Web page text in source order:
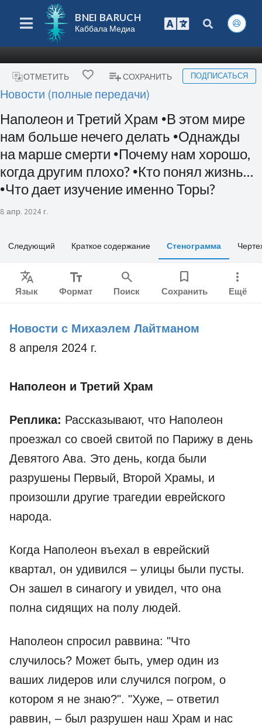
BNEI BARUCH
Каббала Медиа
ОТМЕТИТЬ СОХРАНИТЬ ПОДПИСАТЬСЯ
Новости (полные передачи)
Наполеон и Третий Храм 🞄В этом мире
нам больше нечего делать 🞄Однажды
на марше смерти 🞄Почему нам хорошо,
когда другим плохо? 🞄Кто понял жизнь…
🞄Что дает изучение именно Торы?
8 апр. 2024 г.
Следующий Краткое содержание Стенограмма
Translate
Язык
text_fields
Формат
search
Поиск
bookmark
Сохранить
more_vert
Ещё
Новости с Михаэлем Лайтманом
8 апреля 2024 г.
Наполеон и Третий Храм
Реплика: Рассказывают, что Наполеон
проезжал со своей свитой по Парижу в день
Девятого Ава. Это день, когда были
разрушены Первый, Второй Храмы, и
произошли другие трагедии еврейского
народа.
Когда Наполеон въехал в еврейский
квартал, он удивился – улицы были пусты.
Он зашел в синагогу и увидел, что она
полна сидящих на полу людей.
Наполеон спросил раввина: "Что
случилось? Может быть, умер один из
ваших лидеров или случился погром, о
котором я не знаю?". "Хуже, – ответил
раввин, – был разрушен наш Храм и нас